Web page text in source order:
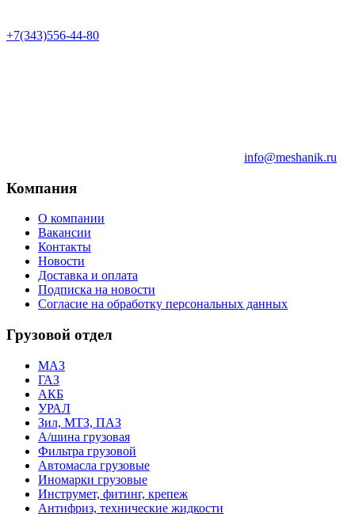
+7(343)556-44-80
info@meshanik.ru
Компания
О компании
Вакансии
Контакты
Новости
Доставка и оплата
Подписка на новости
Согласие на обработку персональных данных
Грузовой отдел
МАЗ
ГАЗ
АКБ
УРАЛ
Зил, МТЗ, ПАЗ
А/шина грузовая
Фильтра грузовой
Автомасла грузовые
Иномарки грузовые
Инструмет, фитинг, крепеж
Антифриз, технические жидкости